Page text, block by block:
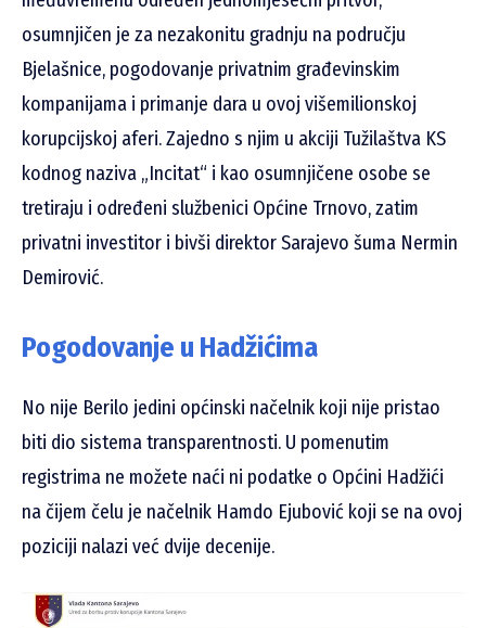
osumnjičen je za nezakonitu gradnju na području
Bjelašnice, pogodovanje privatnim građevinskim
kompanijama i primanje dara u ovoj višemilionskoj
korupcijskoj aferi. Zajedno s njim u akciji Tužilaštva KS
kodnog naziva „Incitat“ i kao osumnjičene osobe se
tretiraju i određeni službenici Općine Trnovo, zatim
privatni investitor i bivši direktor Sarajevo šuma Nermin
Demirović.
Pogodovanje u Hadžićima
No nije Berilo jedini općinski načelnik koji nije pristao
biti dio sistema transparentnosti. U pomenutim
registrima ne možete naći ni podatke o Općini Hadžići
na čijem čelu je načelnik Hamdo Ejubović koji se na ovoj
poziciji nalazi već dvije decenije.